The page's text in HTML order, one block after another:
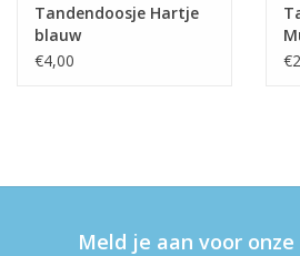
Tandendoosje Hartje
blauw
€4,00
Meld je aan voor